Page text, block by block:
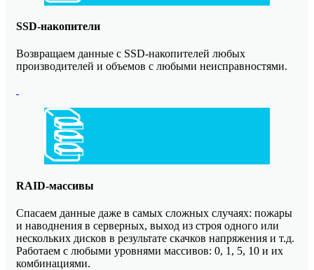
SSD-накопители
Возвращаем данные с SSD-накопителей любых
производителей и объемов с любыми неисправностями.
RAID-массивы
Спасаем данные даже в самых сложных случаях: пожары
и наводнения в серверных, выход из строя одного или
нескольких дисков в результате скачков напряжения и т.д.
Работаем с любыми уровнями массивов: 0, 1, 5, 10 и их
комбинациями.